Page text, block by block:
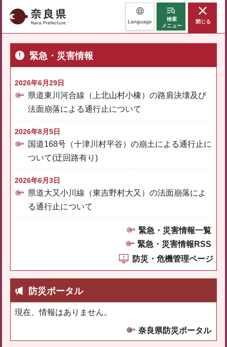
奈良県 Language
検索
メニュー
閉じる
緊急・災害情報
2026年6月29日
県道東川河合線（上北山村小橡）の路肩決壊及び
法面崩落による通行止について
2026年8月5日
国道168号（十津川村平谷）の崩土による通行止に
ついて(迂回路有り)
2026年6月3日
県道大又小川線（東吉野村大又）の法面崩落によ
る通行止について
緊急・災害情報一覧
緊急・災害情報RSS
防災・危機管理ページ
防災ポータル
現在、情報はありません。
奈良県防災ポータル